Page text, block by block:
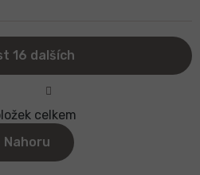
v
l
á
d
16 dalších
r
á
n
k
o
celkem
Nahoru